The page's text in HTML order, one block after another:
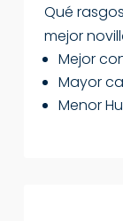
Qué
mejor
Mejor
Mayor
Menor